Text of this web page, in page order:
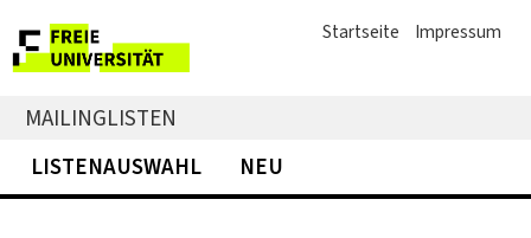
Startseite Impressum
MAILINGLISTEN
LISTENAUSWAHL
NEU